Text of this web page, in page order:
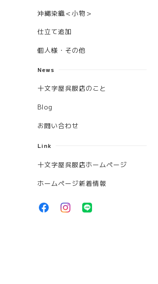
沖縄染織＜小物＞
仕立て追加
個人様・その他
News
十文字屋呉服店のこと
Blog
お問い合わせ
Link
十文字屋呉服店ホームページ
ホームページ新着情報